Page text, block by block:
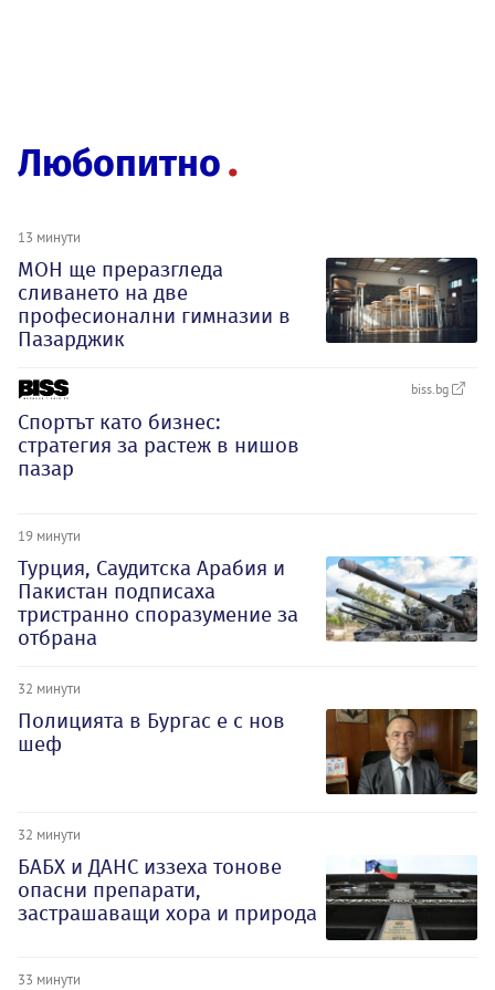
Любопитно
13 минути
МОН ще преразгледа
сливането на две
професионални гимназии в
Пазарджик
biss.bg
Спортът като бизнес:
стратегия за растеж в нишов
пазар
19 минути
Турция, Саудитска Арабия и
Пакистан подписаха
тристранно споразумение за
отбрана
32 минути
Полицията в Бургас е с нов
шеф
32 минути
БАБХ и ДАНС иззеха тонове
опасни препарати,
застрашаващи хора и природа
33 минути